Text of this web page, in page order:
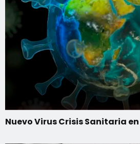
Nuevo Virus Crisis Sanitaria